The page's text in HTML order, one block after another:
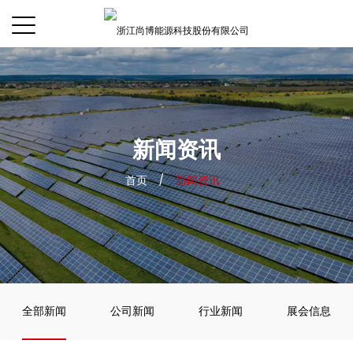
新闻资讯
首页 / 新闻资讯
全部新闻 公司新闻 行业新闻 展会信息